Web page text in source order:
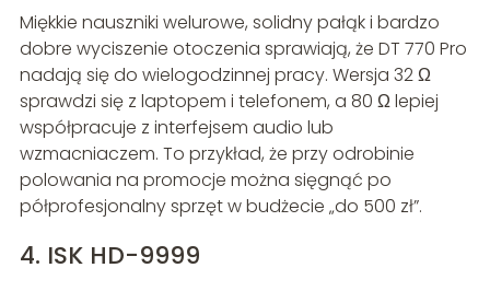
Miękkie nauszniki welurowe, solidny pałąk i bardzo
dobre wyciszenie otoczenia sprawiają, że DT 770 Pro
nadają się do wielogodzinnej pracy. Wersja 32 Ω
sprawdzi się z laptopem i telefonem, a 80 Ω lepiej
współpracuje z interfejsem audio lub
wzmacniaczem. To przykład, że przy odrobinie
polowania na promocje można sięgnąć po
półprofesjonalny sprzęt w budżecie „do 500 zł”.
4. ISK HD-9999